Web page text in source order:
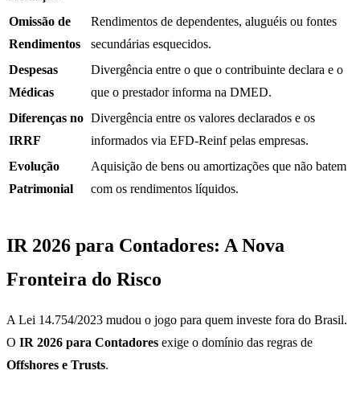
Omissão de
Rendimentos
Rendimentos de dependentes, aluguéis ou fontes
secundárias esquecidos.
Despesas
Médicas
Divergência entre o que o contribuinte declara e o
que o prestador informa na DMED.
Diferenças no
IRRF
Divergência entre os valores declarados e os
informados via EFD-Reinf pelas empresas.
Evolução
Patrimonial
Aquisição de bens ou amortizações que não batem
com os rendimentos líquidos.
IR 2026 para Contadores: A Nova
Fronteira do Risco
A Lei 14.754/2023 mudou o jogo para quem investe fora do Brasil.
O IR 2026 para Contadores exige o domínio das regras de
Offshores e Trusts.